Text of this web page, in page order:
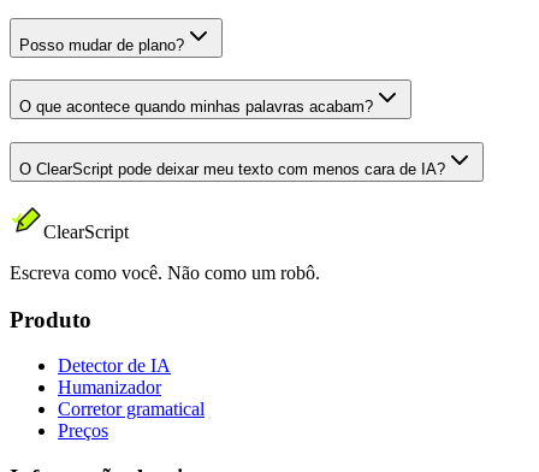
Posso mudar de plano?
O que acontece quando minhas palavras acabam?
O ClearScript pode deixar meu texto com menos cara de IA?
ClearScript
Escreva como você. Não como um robô.
Produto
Detector de IA
Humanizador
Corretor gramatical
Preços